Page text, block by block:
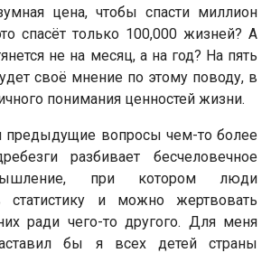
цена, чтобы спасти миллион
спасёт только 100,000 жизней? А
не на месяц, а на год? На пять
своё мнение по этому поводу, в
понимания ценностей жизни.
предыдущие вопросы чем-то более
разбивает бесчеловечное
при котором люди
статистику и можно жертвовать
ради чего-то другого. Для меня
бы я всех детей страны